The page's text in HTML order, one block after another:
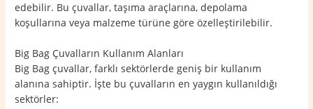
edebilir. Bu çuvallar, taşıma araçlarına, depolama
koşullarına veya malzeme türüne göre özelleştirilebilir.
Big Bag Çuvalların Kullanım Alanları
Big Bag çuvallar, farklı sektörlerde geniş bir kullanım
alanına sahiptir. İşte bu çuvalların en yaygın kullanıldığı
sektörler: